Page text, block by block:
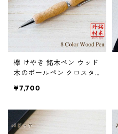
欅 けやき 銘木ペン ウッド
木のボールペン クロスタ
¥7,700